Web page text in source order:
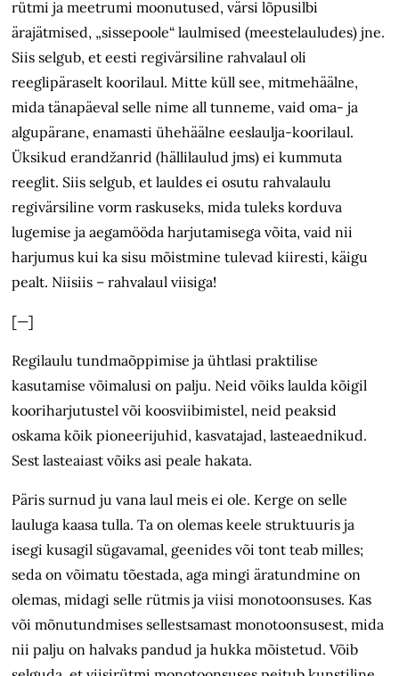
rütmi ja meetrumi moonutused, värsi lõpusilbi
ärajätmised, „sissepoole“ laulmised (meestelauludes) jne.
Siis selgub, et eesti regivärsiline rahvalaul oli
reeglipäraselt koorilaul. Mitte küll see, mitmehäälne,
mida tänapäeval selle nime all tunneme, vaid oma- ja
algu­pärane, enamasti ühehäälne eeslaulja-koorilaul.
Üksikud erandžanrid (hällilaulud jms) ei kummuta
reeglit. Siis selgub, et lauldes ei osutu rahvalaulu
regivärsiline vorm raskuseks, mida tuleks korduva
lugemise ja aegamööda harjutamisega võita, vaid nii
harjumus kui ka sisu mõistmine tulevad kiiresti, käigu
pealt. Niisiis – rahvalaul viisiga!
[—]
Regilaulu tundmaõppimise ja ühtlasi praktilise
kasutamise võimalusi on palju. Neid võiks laulda kõigil
kooriharjutustel või koosviibimistel, neid peaksid
oskama kõik pioneerijuhid, kasvatajad, lasteaednikud.
Sest lasteaiast võiks asi peale hakata.
Päris surnud ju vana laul meis ei ole. Kerge on selle
lauluga kaasa tulla. Ta on olemas keele struktuuris ja
isegi kusagil sügavamal, geenides või tont teab milles;
seda on võimatu tõestada, aga mingi äratundmine on
olemas, midagi selle rütmis ja viisi monotoonsuses. Kas
või mõnutundmises sellestsamast monotoonsusest, mida
nii palju on halvaks pandud ja hukka mõistetud. Võib